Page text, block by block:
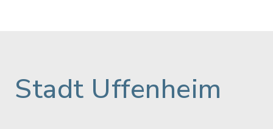
Stadt Uffenheim